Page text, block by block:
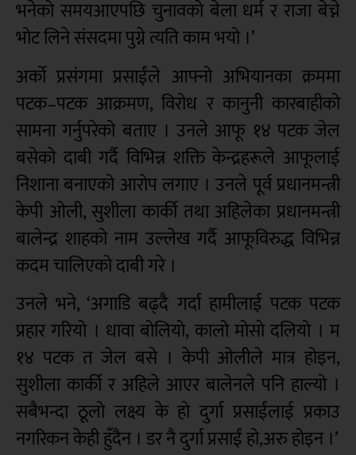
भनेको समयआएपछि चुनावको बेला धर्म र राजा बेच्ने
भोट लिने संसदमा पुग्ने त्यति काम भयो ।’
अर्को प्रसंगमा प्रसाईंले आफ्नो अभियानका क्रममा
पटक–पटक आक्रमण, विरोध र कानुनी कारबाहीको
सामना गर्नुपरेको बताए । उनले आफू १४ पटक जेल
बसेको दाबी गर्दै विभिन्न शक्ति केन्द्रहरूले आफूलाई
निशाना बनाएको आरोप लगाए । उनले पूर्व प्रधानमन्त्री
केपी ओली, सुशीला कार्की तथा अहिलेका प्रधानमन्त्री
बालेन्द्र शाहको नाम उल्लेख गर्दै आफूविरुद्ध विभिन्न
कदम चालिएको दाबी गरे ।
उनले भने, ‘अगाडि बढ्दै गर्दा हामीलाई पटक पटक
प्रहार गरियो । धावा बोलियो, कालो मोसो दलियो । म
१४ पटक त जेल बसे । केपी ओलीले मात्र होइन,
सुशीला कार्की र अहिले आएर बालेनले पनि हाल्यो ।
सबैभन्दा ठूलो लक्ष्य के हो दुर्गा प्रसाईंलाई प्रकाउ
नगरिकन केही हुँदैन । डर नै दुर्गा प्रसाईं हो,अरु होइन ।’